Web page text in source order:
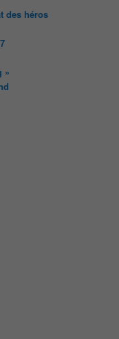
des héros
»